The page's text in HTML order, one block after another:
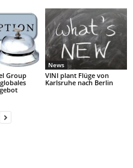
Group
News
VINI plant Flüge von
Karlsruhe nach Berlin